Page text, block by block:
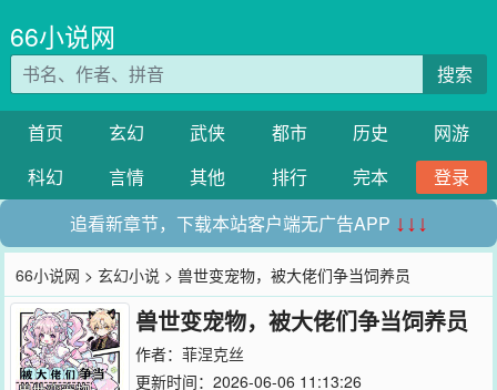
66小说网
搜索
首页 玄幻 武侠 都市 历史
网游
科幻
言情 其他 排行 完本
登录
追看新章节，下载本站客户端无广告APP ↓↓↓
66小说网 >玄幻小说 > 兽世变宠物，被大佬们争当饲养员
兽世变宠物，被大佬们争当饲养员
作者： 菲涅克丝
更新时间：2026-06-06 11:13:26